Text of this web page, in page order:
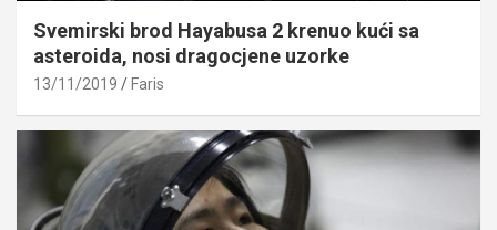
Svemirski brod Hayabusa 2 krenuo kući sa
asteroida, nosi dragocjene uzorke
13/11/2019 Faris